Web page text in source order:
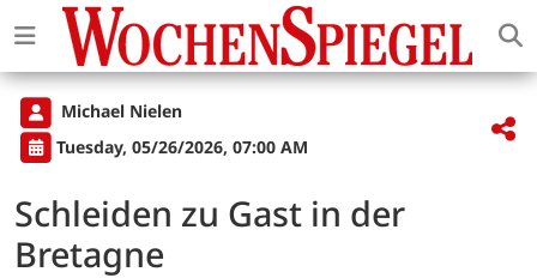
Michael Nielen
Tuesday, 05/26/2026, 07:00 AM
Schleiden zu Gast in der
Bretagne